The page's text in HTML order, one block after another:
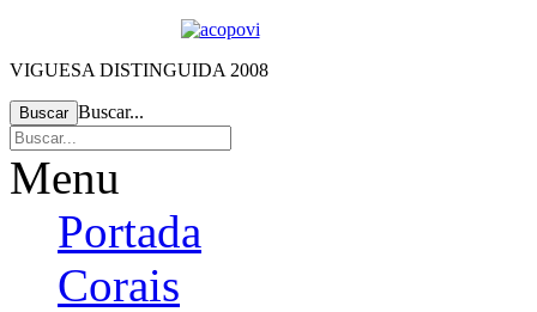
VIGUESA DISTINGUIDA 2008
Buscar Buscar...
Menu
Portada
Corais